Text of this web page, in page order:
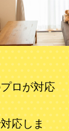
ロが対応
応しま